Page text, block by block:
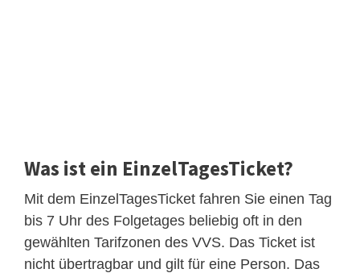
Was ist ein EinzelTagesTicket?
Mit dem EinzelTagesTicket fahren Sie einen Tag
bis 7 Uhr des Folgetages beliebig oft in den
gewählten Tarifzonen des VVS. Das Ticket ist
nicht übertragbar und gilt für eine Person. Das